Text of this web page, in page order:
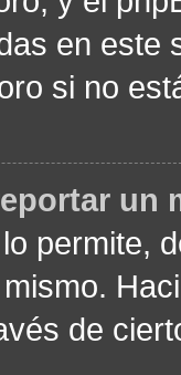
en este
si no
un
permite,
de